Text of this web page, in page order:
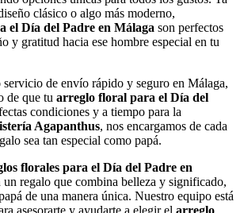
clásico o algo más moderno,
el Día del Padre en Málaga son perfectos
y gratitud hacia ese hombre especial en tu
servicio de envío rápido y seguro en Málaga,
de que tu arreglo floral para el Día del
condiciones y a tiempo para la
Agapanthus, nos encargamos de cada
sea tan especial como papá.
florales para el Día del Padre en
un regalo que combina belleza y significado,
de una manera única. Nuestro equipo está
asesorarte y ayudarte a elegir el arreglo